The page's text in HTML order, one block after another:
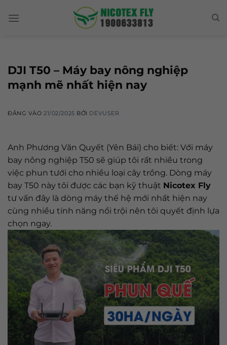
DJI T50 – Máy bay nông nghiệp
mạnh mẽ nhất hiện nay
ĐĂNG VÀO21/02/2025 BỞI DEVUSER
Anh Phương Văn Quyết (Yên Bái) cho biết: Với máy
bay nông nghiệp T50 sẽ giúp tôi rất nhiều trong
việc phun tưới cho nhiều loại cây trồng. Dòng máy
bay T50 này tôi được các bạn kỹ thuật Nicotex Fly
tư vấn đây là dòng máy thế hệ mới nhất hiện nay
cùng nhiều tính năng nổi trội nên tôi quyết định lựa
chọn ngay.